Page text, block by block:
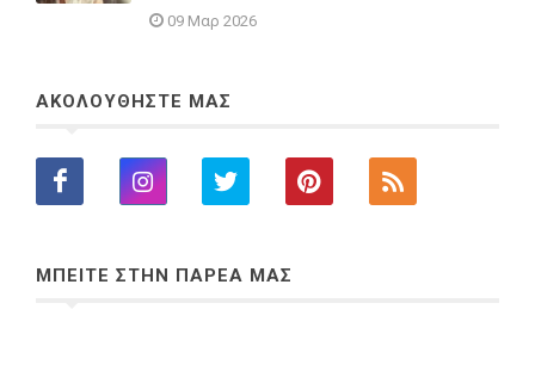
09 Μαρ 2026
ΑΚΟΛΟΥΘΗΣΤΕ ΜΑΣ
ΜΠΕΙΤΕ ΣΤΗΝ ΠΑΡΕΑ ΜΑΣ